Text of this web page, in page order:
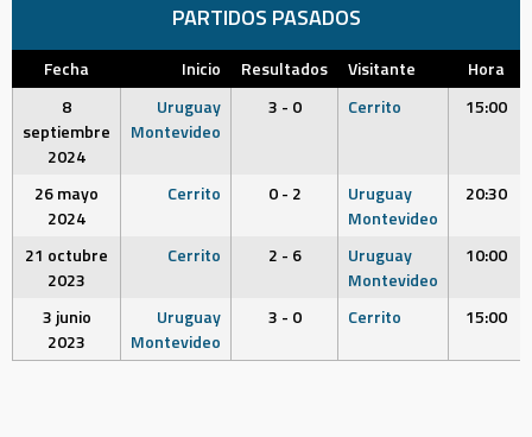
PARTIDOS PASADOS
Fecha Inicio Resultados Visitante
Hora
8
septiembre
2024
Uruguay
Montevideo
3 - 0 Cerrito 15:00
26 mayo
2024
Cerrito 0 - 2
Uruguay
Montevideo
20:30
21 octubre
2023
Cerrito 2 - 6
Uruguay
Montevideo
10:00
3 junio
2023
Uruguay
Montevideo
3 - 0 Cerrito 15:00